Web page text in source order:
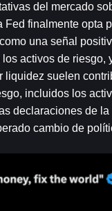
del mercado
finalmente opta
una señal
activos de riesgo,
liquidez suelen
incluidos los
declaraciones de
cambio de